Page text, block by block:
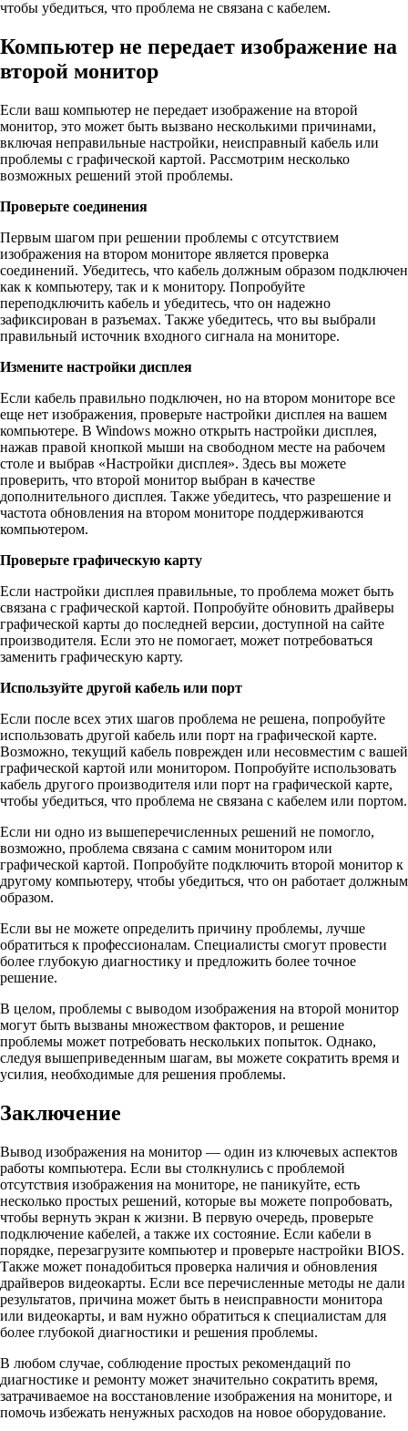
чтобы убедиться, что проблема не связана с кабелем.
Компьютер не передает изображение на
второй монитор
Если ваш компьютер не передает изображение на второй
монитор, это может быть вызвано несколькими причинами,
включая неправильные настройки, неисправный кабель или
проблемы с графической картой. Рассмотрим несколько
возможных решений этой проблемы.
Проверьте соединения
Первым шагом при решении проблемы с отсутствием
изображения на втором мониторе является проверка
соединений. Убедитесь, что кабель должным образом подключен
как к компьютеру, так и к монитору. Попробуйте
переподключить кабель и убедитесь, что он надежно
зафиксирован в разъемах. Также убедитесь, что вы выбрали
правильный источник входного сигнала на мониторе.
Измените настройки дисплея
Если кабель правильно подключен, но на втором мониторе все
еще нет изображения, проверьте настройки дисплея на вашем
компьютере. В Windows можно открыть настройки дисплея,
нажав правой кнопкой мыши на свободном месте на рабочем
столе и выбрав «Настройки дисплея». Здесь вы можете
проверить, что второй монитор выбран в качестве
дополнительного дисплея. Также убедитесь, что разрешение и
частота обновления на втором мониторе поддерживаются
компьютером.
Проверьте графическую карту
Если настройки дисплея правильные, то проблема может быть
связана с графической картой. Попробуйте обновить драйверы
графической карты до последней версии, доступной на сайте
производителя. Если это не помогает, может потребоваться
заменить графическую карту.
Используйте другой кабель или порт
Если после всех этих шагов проблема не решена, попробуйте
использовать другой кабель или порт на графической карте.
Возможно, текущий кабель поврежден или несовместим с вашей
графической картой или монитором. Попробуйте использовать
кабель другого производителя или порт на графической карте,
чтобы убедиться, что проблема не связана с кабелем или портом.
Если ни одно из вышеперечисленных решений не помогло,
возможно, проблема связана с самим монитором или
графической картой. Попробуйте подключить второй монитор к
другому компьютеру, чтобы убедиться, что он работает должным
образом.
Если вы не можете определить причину проблемы, лучше
обратиться к профессионалам. Специалисты смогут провести
более глубокую диагностику и предложить более точное
решение.
В целом, проблемы с выводом изображения на второй монитор
могут быть вызваны множеством факторов, и решение
проблемы может потребовать нескольких попыток. Однако,
следуя вышеприведенным шагам, вы можете сократить время и
усилия, необходимые для решения проблемы.
Заключение
Вывод изображения на монитор — один из ключевых аспектов
работы компьютера. Если вы столкнулись с проблемой
отсутствия изображения на мониторе, не паникуйте, есть
несколько простых решений, которые вы можете попробовать,
чтобы вернуть экран к жизни. В первую очередь, проверьте
подключение кабелей, а также их состояние. Если кабели в
порядке, перезагрузите компьютер и проверьте настройки BIOS.
Также может понадобиться проверка наличия и обновления
драйверов видеокарты. Если все перечисленные методы не дали
результатов, причина может быть в неисправности монитора
или видеокарты, и вам нужно обратиться к специалистам для
более глубокой диагностики и решения проблемы.
В любом случае, соблюдение простых рекомендаций по
диагностике и ремонту может значительно сократить время,
затрачиваемое на восстановление изображения на мониторе, и
помочь избежать ненужных расходов на новое оборудование.